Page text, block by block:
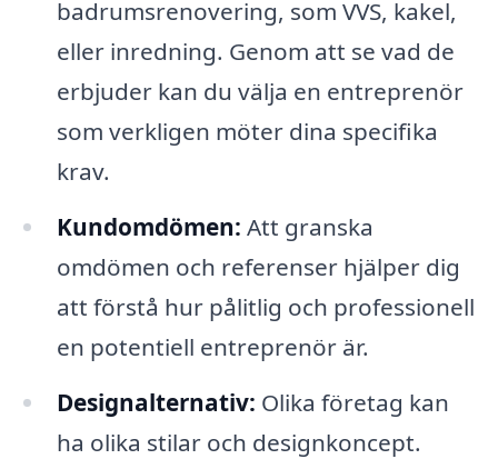
badrumsrenovering, som VVS, kakel,
eller inredning. Genom att se vad de
erbjuder kan du välja en entreprenör
som verkligen möter dina specifika
krav.
Kundomdömen: Att granska
omdömen och referenser hjälper dig
att förstå hur pålitlig och professionell
en potentiell entreprenör är.
Designalternativ: Olika företag kan
ha olika stilar och designkoncept.